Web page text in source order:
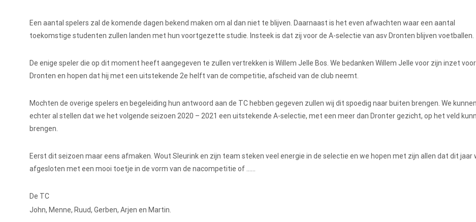
Een aantal spelers zal de komende dagen bekend maken om al dan niet te blijven. Daarnaast is het even afwachten waar een aantal
toekomstige studenten zullen landen met hun voortgezette studie. Insteek is dat zij voor de A-selectie van asv Dronten blijven voetballen.
De enige speler die op dit moment heeft aangegeven te zullen vertrekken is Willem Jelle Bos. We bedanken Willem Jelle voor zijn inzet
Dronten en hopen dat hij met een uitstekende 2e helft van de competitie, afscheid van de club neemt.
Mochten de overige spelers en begeleiding hun antwoord aan de TC hebben gegeven zullen wij dit spoedig naar buiten brengen. We
echter al stellen dat we het volgende seizoen 2020 – 2021 een uitstekende A-selectie, met een meer dan Dronter gezicht, op het veld
brengen.
Eerst dit seizoen maar eens afmaken. Wout Sleurink en zijn team steken veel energie in de selectie en we hopen met zijn allen dat dit jaar
afgesloten met een mooi toetje in de vorm van de nacompetitie of ……
De TC
John, Menne, Ruud, Gerben, Arjen en Martin.